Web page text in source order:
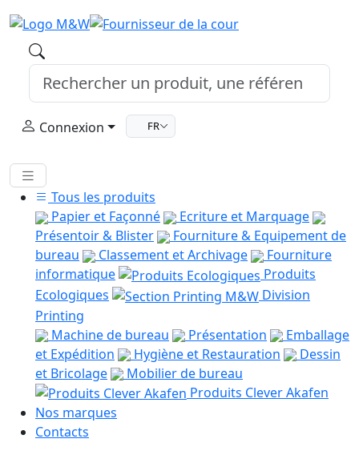
Connexion FR
Tous les produits
Papier et Façonné
Ecriture et Marquage
Présentoir & Blister
Fourniture & Equipement de
bureau
Classement et Archivage
Fourniture
informatique
Produits
Ecologiques
Division
Printing
Machine de bureau
Présentation
Emballage
et Expédition
Hygiène et Restauration
Dessin
et Bricolage
Mobilier de bureau
Produits Clever Akafen
Nos marques
Contacts